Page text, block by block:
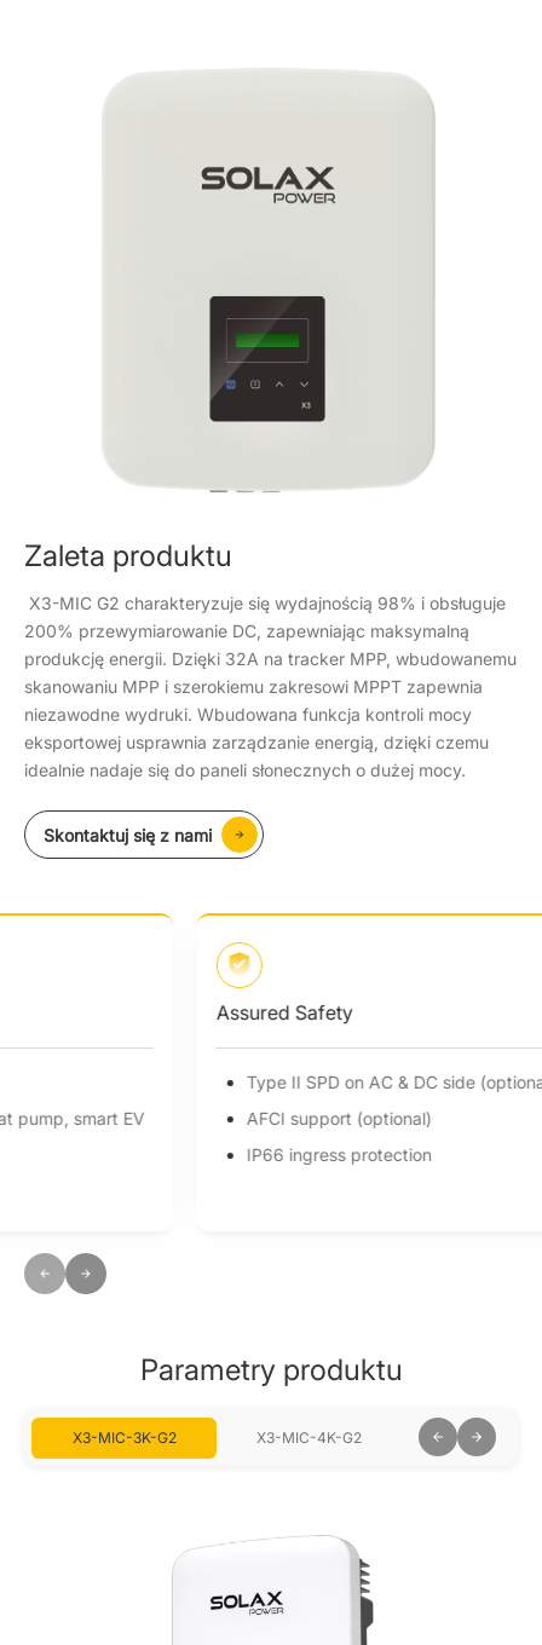
Zaleta produktu
X3-MIC G2 charakteryzuje się wydajnością 98% i obsługuje
200% przewymiarowanie DC, zapewniając maksymalną
produkcję energii. Dzięki 32A na tracker MPP, wbudowanemu
skanowaniu MPP i szerokiemu zakresowi MPPT zapewnia
niezawodne wydruki. Wbudowana funkcja kontroli mocy
eksportowej usprawnia zarządzanie energią, dzięki czemu
idealnie nadaje się do paneli słonecznych o dużej mocy.
Skontaktuj się z nami
Type II SPD on AC & DC side (optional)
AFCI support (optional)
IP66 ingress protection
Parametry produktu
X3-MIC-3K-G2 X3-MIC-4K-G2 X3-MIC-5K-